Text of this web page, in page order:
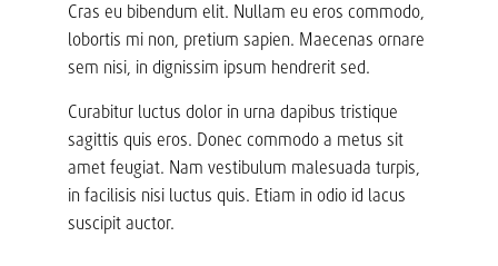
Cras eu bibendum elit. Nullam eu eros commodo,
lobortis mi non, pretium sapien. Maecenas ornare
sem nisi, in dignissim ipsum hendrerit sed.
Curabitur luctus dolor in urna dapibus tristique
sagittis quis eros. Donec commodo a metus sit
amet feugiat. Nam vestibulum malesuada turpis,
in facilisis nisi luctus quis. Etiam in odio id lacus
suscipit auctor.